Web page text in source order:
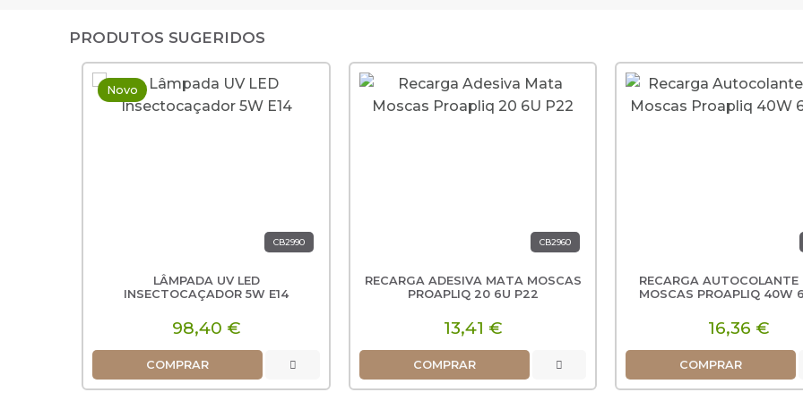
PRODUTOS SUGERIDOS
Novo
CB2990
LÂMPADA UV LED
INSECTOCAÇADOR 5W E14
98,40 €
COMPRAR
CB2960
RECARGA ADESIVA MATA MOSCAS
PROAPLIQ 20 6U P22
13,41 €
COMPRAR
RECARGA AUTOCOLANTE
MOSCAS
16,36 €
COMPRAR